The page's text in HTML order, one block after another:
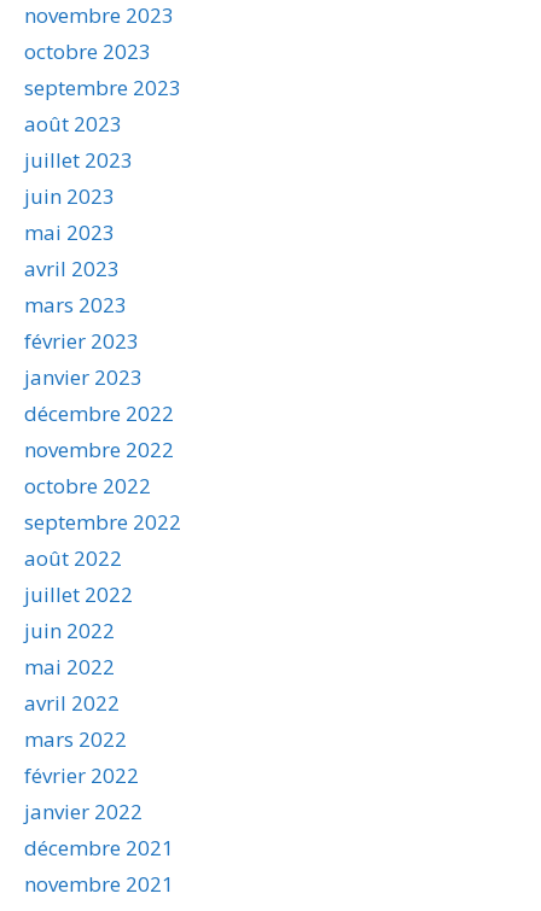
novembre 2023
octobre 2023
septembre 2023
août 2023
juillet 2023
juin 2023
mai 2023
avril 2023
mars 2023
février 2023
janvier 2023
décembre 2022
novembre 2022
octobre 2022
septembre 2022
août 2022
juillet 2022
juin 2022
mai 2022
avril 2022
mars 2022
février 2022
janvier 2022
décembre 2021
novembre 2021